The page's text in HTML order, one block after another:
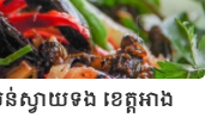
ាយទង ខេត្តអាង